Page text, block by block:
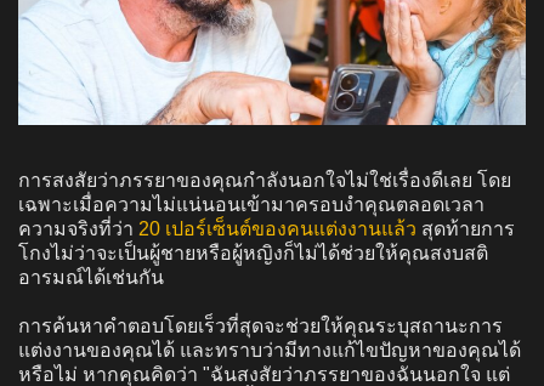
การสงสัยว่าภรรยาของคุณกำลังนอกใจไม่ใช่เรื่องดีเลย โดย
เฉพาะเมื่อความไม่แน่นอนเข้ามาครอบงำคุณตลอดเวลา
ความจริงที่ว่า 20 เปอร์เซ็นต์ของคนแต่งงานแล้ว สุดท้ายการ
โกงไม่ว่าจะเป็นผู้ชายหรือผู้หญิงก็ไม่ได้ช่วยให้คุณสงบสติ
อารมณ์ได้เช่นกัน
การค้นหาคำตอบโดยเร็วที่สุดจะช่วยให้คุณระบุสถานะการ
แต่งงานของคุณได้ และทราบว่ามีทางแก้ไขปัญหาของคุณได้
หรือไม่ หากคุณคิดว่า "ฉันสงสัยว่าภรรยาของฉันนอกใจ แต่